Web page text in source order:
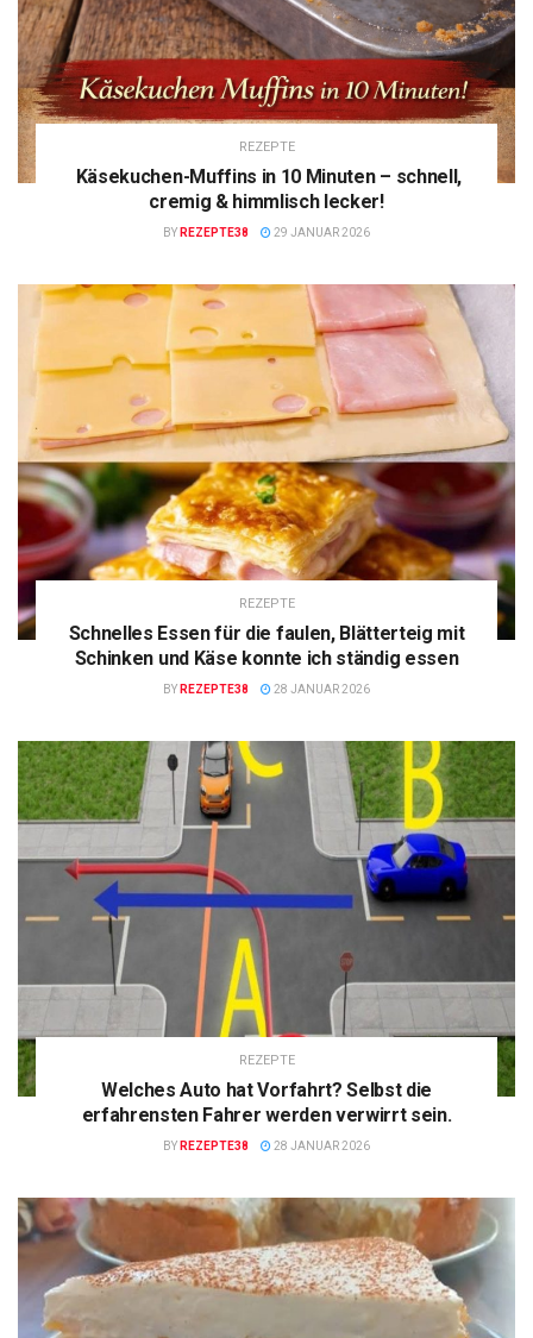
REZEPTE
Käsekuchen-Muffins in 10 Minuten – schnell,
cremig & himmlisch lecker!
BY REZEPTE38 29 JANUAR 2026
REZEPTE
Schnelles Essen für die faulen, Blätterteig mit
Schinken und Käse konnte ich ständig essen
BY REZEPTE38 28 JANUAR 2026
REZEPTE
Welches Auto hat Vorfahrt? Selbst die
erfahrensten Fahrer werden verwirrt sein.
BY REZEPTE38 28 JANUAR 2026